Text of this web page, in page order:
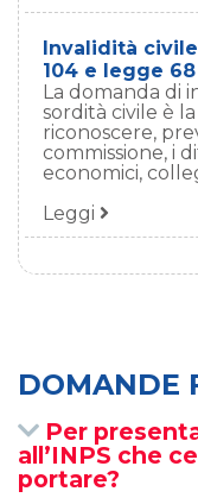
Invalidità
104 e legge 68
La domanda di
sordità civile è
riconoscere,
commissione, i
economici,
Leggi
DOMANDE
Per
all’INPS che
portare?